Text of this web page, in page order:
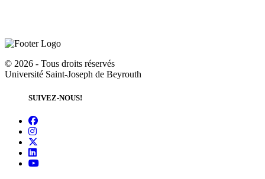
© 2026 - Tous droits réservés
Université Saint-Joseph de Beyrouth
SUIVEZ-NOUS!